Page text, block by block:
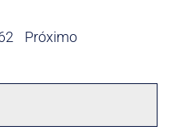
Próximo